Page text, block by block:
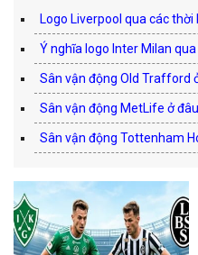
Logo Liverpool qua các
Ý nghĩa logo Inter Milan
Sân vận động Old Trafford
Sân vận động MetLife ở
Sân vận động Tottenham